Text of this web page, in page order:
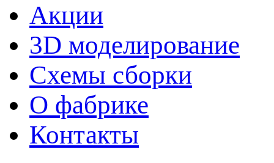
Акции
3D моделирование
Схемы сборки
О фабрике
Контакты